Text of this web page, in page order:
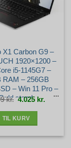
X1 Carbon G9 –
1920×1200 –
i5-1145G7 –
RAM – 256GB
– Win 11 Pro –
stand
kr. Den
oprindelige
pris
4.025 kr. Den
aktuelle
pris
TIL KURV